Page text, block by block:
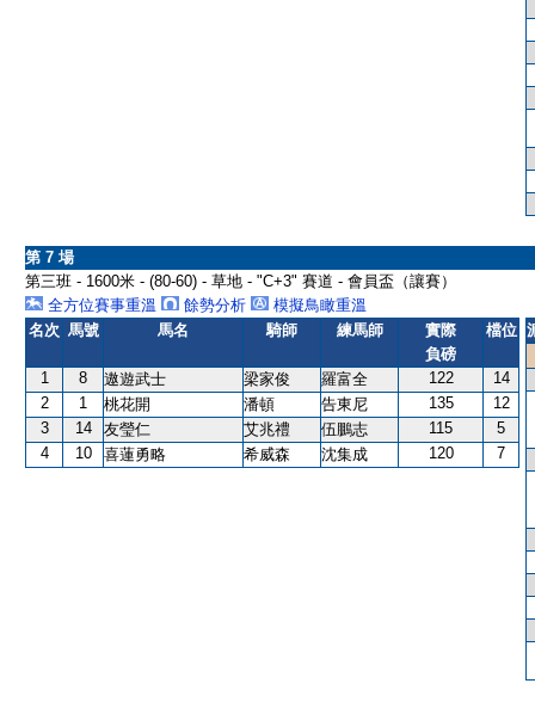
第 7 場
第三班 - 1600米 - (80-60) - 草地 - "C+3" 賽道 - 會員盃（讓賽）
全方位賽事重溫
餘勢分析
模擬鳥瞰重溫
名次 馬號 馬名 騎師 練馬師
實際
負磅
檔位
1 8 遨遊武士 梁家俊 羅富全 122
14
2
1 桃花開 潘頓 告東尼 135
12
3
14 友瑩仁 艾兆禮 伍鵬志 115
5
4
10 喜蓮勇略 希威森 沈集成 120 7